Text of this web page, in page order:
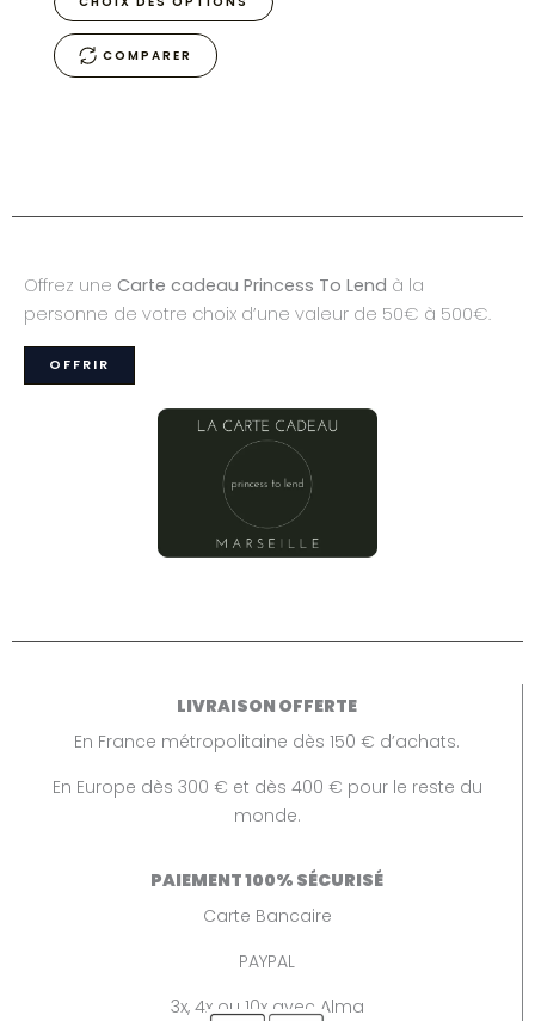
COMPARER
Offrez une Carte cadeau Princess To Lend à la
personne de votre choix d’une valeur de 50€ à 500€.
OFFRIR
LIVRAISON OFFERTE
En France métropolitaine dès 150 € d’achats.
En Europe dès 300 € et dès 400 € pour le reste du
monde.
PAIEMENT 100% SÉCURISÉ
Carte Bancaire
PAYPAL
3x, 4x ou 10x avec Alma